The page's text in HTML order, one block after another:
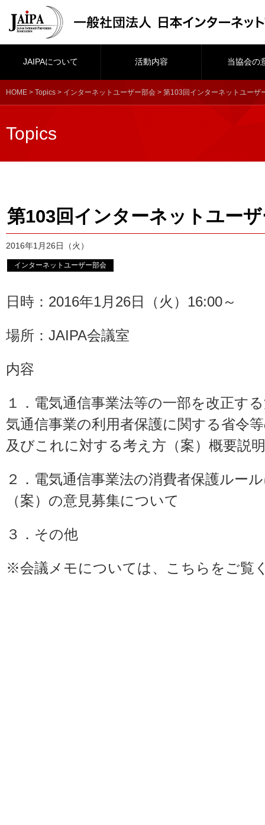
JAIPAについて 活動内容 当協会の
HOME > Topics > インターネットユーザー部会 > 第103回インターネットユーザ
Topics
第103回インターネットユー
2016年1月26日（火）
インターネットユーザー部会
日時：2016年1月26日（火）16:00～
場所：JAIPA会議室
内容
１．電気通信事業法等の一部を改正す
気通信事業の利用者保護に関する省令
及びこれに対する考え方（案）概要説明
２．電気通信事業法の消費者保護ルー
（案）の意見募集について
３．その他
※会議メモについては、 こちら をご覧